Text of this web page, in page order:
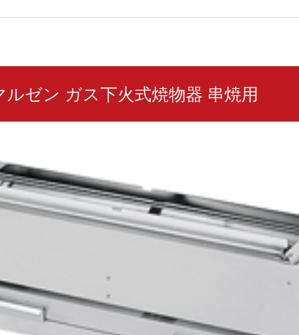
ルゼン ガス下火式焼物器 串焼用